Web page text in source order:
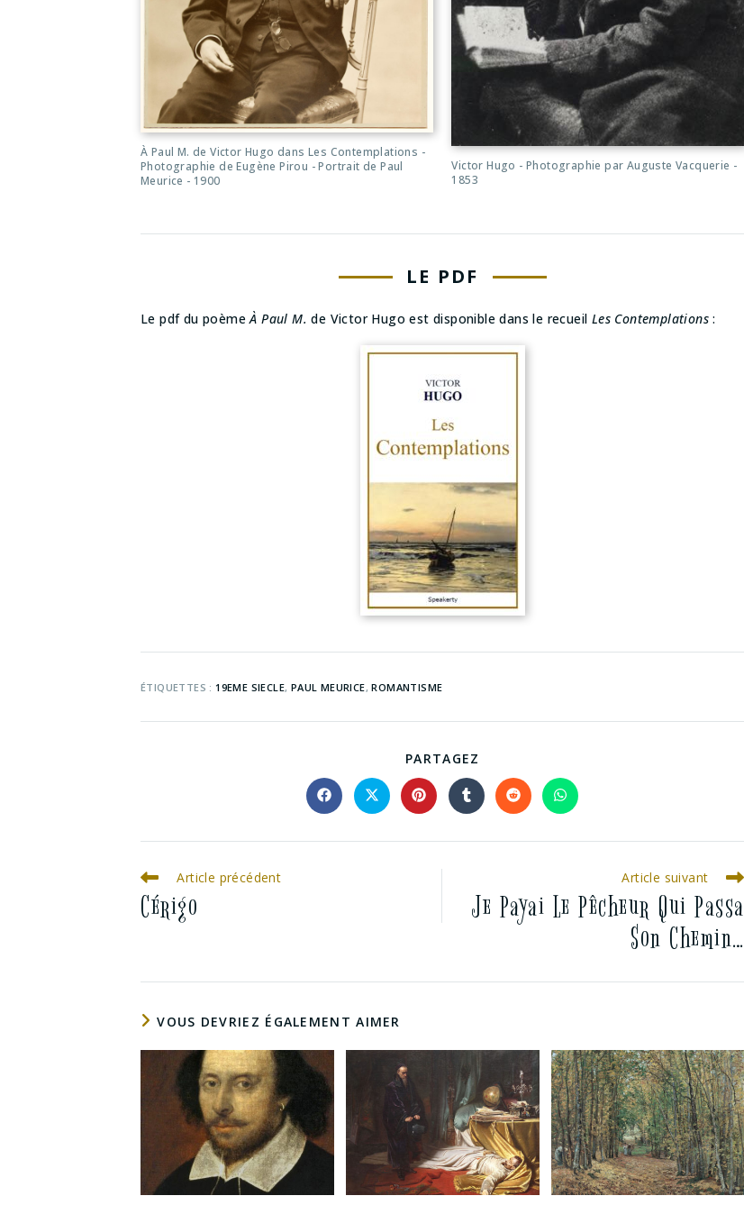
À Paul M. de Victor Hugo dans Les Contemplations -
Photographie de Eugène Pirou - Portrait de Paul
Meurice - 1900
Victor Hugo - Photographie par Auguste Vacquerie -
1853
LE PDF
Le pdf du poèmeÀ Paul M. de Victor Hugo est disponible dans le recueil Les Contemplations :
ÉTIQUETTES :19EME SIECLE, PAUL MEURICE, ROMANTISME
PARTAGEZ
Article précédent
Cérigo
Article suivant
Je Payai Le Pêcheur Qui Passa
Son Chemin…
VOUS DEVRIEZ ÉGALEMENT AIMER